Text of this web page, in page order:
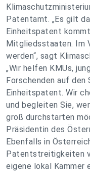
Patentamt. „Es gilt
Einheitspatent
Mitgliedsstaaten. Im
werden“, sagt
„Wir helfen KMUs,
Forschenden auf den
Einheitspatent. Wir
und begleiten Sie,
groß durchstarten
Präsidentin des
Ebenfalls in
Patentstreitigkeiten
eigene lokal Kammer